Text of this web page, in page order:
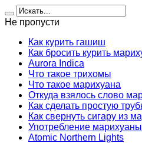
Не пропусти
Как курить гашиш
Как бросить курить
Aurora Indica
Что такое трихомы
Что такое марихуана
Откуда взялось слово
Как сделать простую
Как свернуть сигару из
Употребление
Atomic Northern Lights